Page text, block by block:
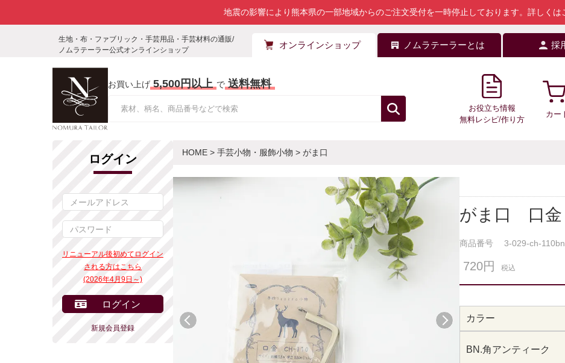
地震の影響により熊本県の一部地域からのご注文受付を一時停止しております。 詳しくは
生地・布・ファブリック・手芸用品・手芸材料の通販/
ノムラテーラー公式オンラインショップ
オンラインショップ ノムラテーラーとは 採
お買い上げ 5,500円以上 で 送料無料
お役立ち情報
無料レシピ/作り方
カー
ログイン
リニューアル後初めてログイン
される方はこちら
(2026年4月9日～)
ログイン
新規会員登録
HOME > 手芸小物・服飾小物 > がま口
前へ 次へ
がま口 口金
商品番号 3-029-ch-110bn
720円 税込
カラー
BN.角アンティーク